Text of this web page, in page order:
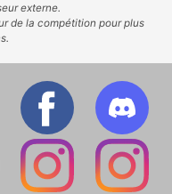
externe.
de la compétition pour plus